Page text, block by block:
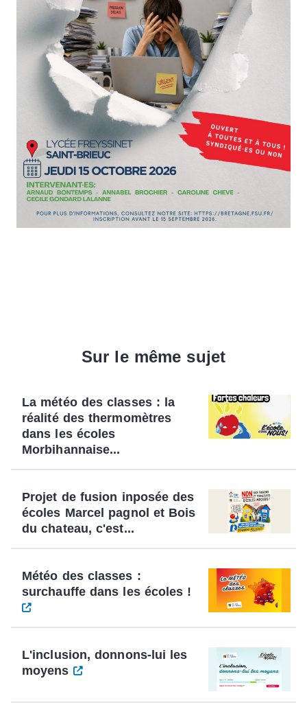
Sur le même sujet
La météo des classes : la
réalité des thermomètres
dans les écoles
Morbihannaise...
Projet de fusion inposée des
écoles Marcel pagnol et Bois
du chateau, c'est...
Météo des classes :
surchauffe dans les écoles !
L'inclusion, donnons-lui les
moyens